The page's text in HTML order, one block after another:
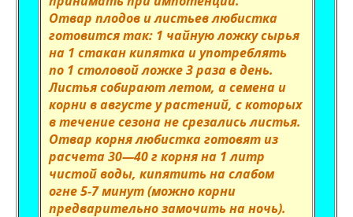
Отвар плодов и листьев любистка
готовится так: 1 чайную ложку сырья
на 1 стакан кипятка и употреблять
по 1 столовой ложке 3 раза в день.
Листья собирают летом, а семена и
корни в августе у растений, с которых
в течение сезона не срезались листья.
Отвар корня любистка готовят из
расчета 30—40 г корня на 1 литр
чистой воды, кипятить на слабом
огне 5-7 минут (можно корни
предварительно замочить на ночь).